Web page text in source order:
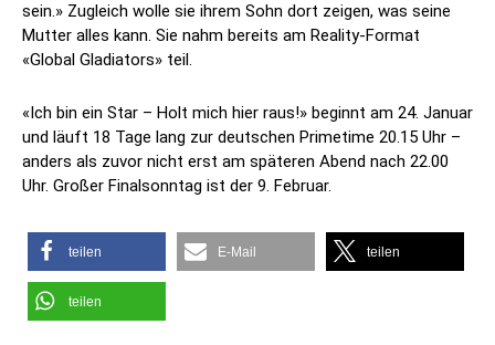
sein.» Zugleich wolle sie ihrem Sohn dort zeigen, was seine
Mutter alles kann. Sie nahm bereits am Reality-Format
«Global Gladiators» teil.
«Ich bin ein Star – Holt mich hier raus!» beginnt am 24. Januar
und läuft 18 Tage lang zur deutschen Primetime 20.15 Uhr –
anders als zuvor nicht erst am späteren Abend nach 22.00
Uhr. Großer Finalsonntag ist der 9. Februar.
teilen E-Mail teilen
teilen